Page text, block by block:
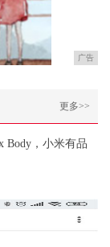
广告
更多>>